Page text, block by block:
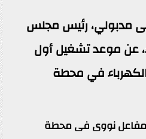
مدبولي، رئيس مجلس
عن موعد تشغيل أول
في محطة
مفاعل نووى فى محطة